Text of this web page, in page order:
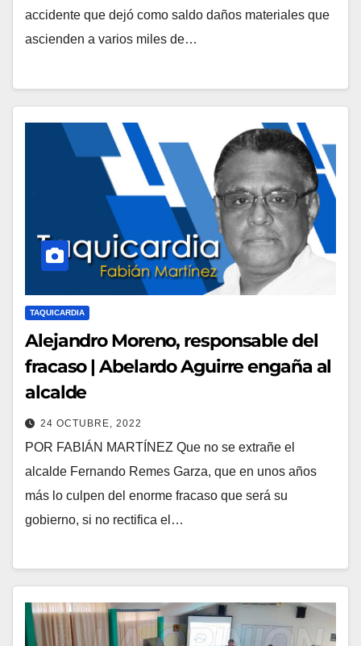
accidente que dejó como saldo daños materiales que
ascienden a varios miles de…
TAQUICARDIA
Alejandro Moreno, responsable del
fracaso | Abelardo Aguirre engaña al
alcalde
24 OCTUBRE, 2022
POR FABIÁN MARTÍNEZ Que no se extrañe el
alcalde Fernando Remes Garza, que en unos años
más lo culpen del enorme fracaso que será su
gobierno, si no rectifica el…